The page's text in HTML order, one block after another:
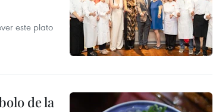
este plato
de la